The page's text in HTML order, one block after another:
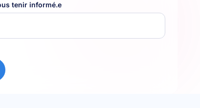
tenir informé.e